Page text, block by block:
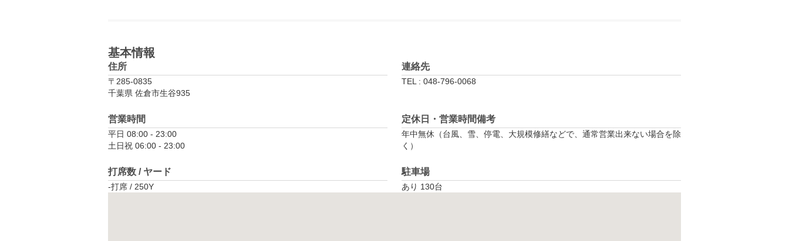
基本情報
住所
〒285-0835
千葉県 佐倉市生谷935
連絡先
TEL : 048-796-0068
営業時間
平日 08:00 - 23:00
土日祝 06:00 - 23:00
定休日・営業時間備考
年中無休（台風、雪、停電、大規模修繕などで、通常営業出来ない場合を除
く）
打席数 / ヤード
-打席 / 250Y
駐車場
あり 130台